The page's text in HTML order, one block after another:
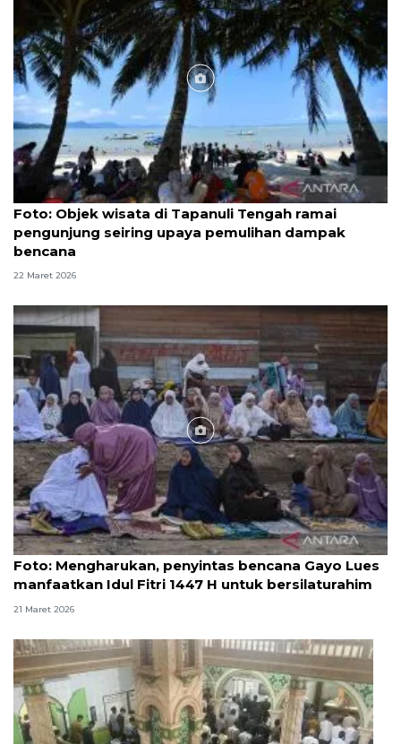
Foto
Foto: Objek wisata di Tapanuli Tengah ramai
pengunjung seiring upaya pemulihan dampak
bencana
22 Maret 2026
Foto
Foto: Mengharukan, penyintas bencana Gayo Lues
manfaatkan Idul Fitri 1447 H untuk bersilaturahim
21 Maret 2026